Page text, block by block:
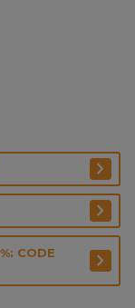
CODE